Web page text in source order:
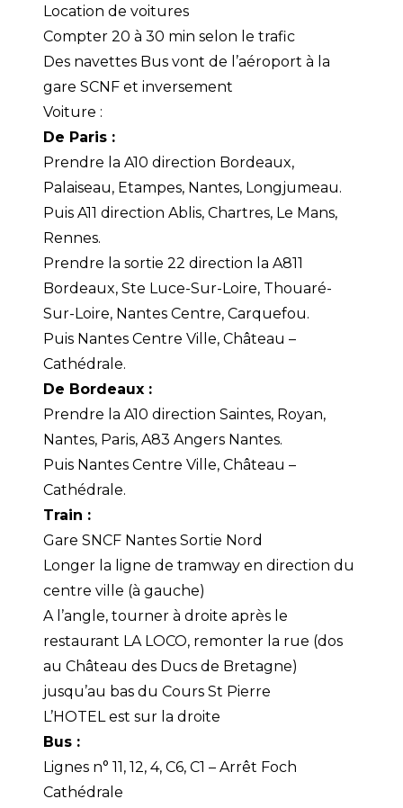
Location de voitures
Compter 20 à 30 min selon le trafic
Des navettes Bus vont de l’aéroport à la
gare SCNF et inversement
Voiture :
De Paris :
Prendre la A10 direction Bordeaux,
Palaiseau, Etampes, Nantes, Longjumeau.
Puis A11 direction Ablis, Chartres, Le Mans,
Rennes.
Prendre la sortie 22 direction la A811
Bordeaux, Ste Luce-Sur-Loire, Thouaré-
Sur-Loire, Nantes Centre, Carquefou.
Puis Nantes Centre Ville, Château –
Cathédrale.
De Bordeaux :
Prendre la A10 direction Saintes, Royan,
Nantes, Paris, A83 Angers Nantes.
Puis Nantes Centre Ville, Château –
Cathédrale.
Train :
Gare SNCF Nantes Sortie Nord
Longer la ligne de tramway en direction du
centre ville (à gauche)
A l’angle, tourner à droite après le
restaurant LA LOCO, remonter la rue (dos
au Château des Ducs de Bretagne)
jusqu’au bas du Cours St Pierre
L’HOTEL est sur la droite
Bus :
Lignes n° 11, 12, 4, C6, C1 – Arrêt Foch
Cathédrale